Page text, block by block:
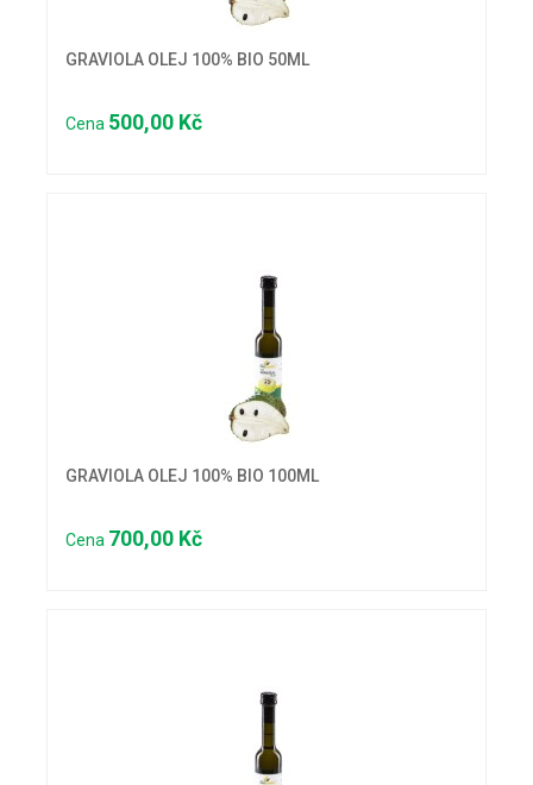
GRAVIOLA OLEJ 100% BIO 50ML
Cena 500,00 Kč
GRAVIOLA OLEJ 100% BIO 100ML
Cena 700,00 Kč